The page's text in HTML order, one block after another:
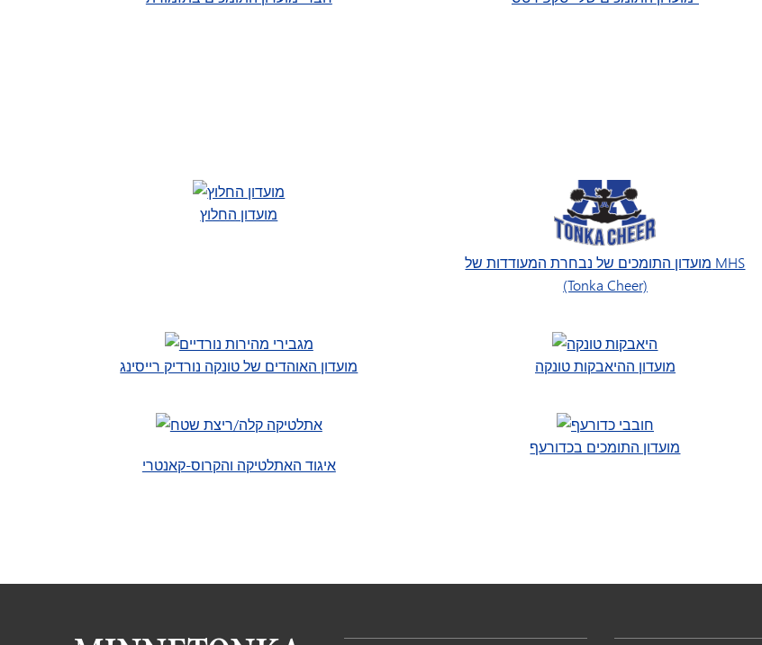
מועדון החלוץ
מועדון התומכים של נבחרת המעודדות של MHS
(Tonka Cheer)
מועדון האוהדים של טונקה נורדיק רייסינג מועדון ההיאבקות טונקה
איגוד האתלטיקה והקרוס-קאנטרי
מועדון התומכים בכדורעף